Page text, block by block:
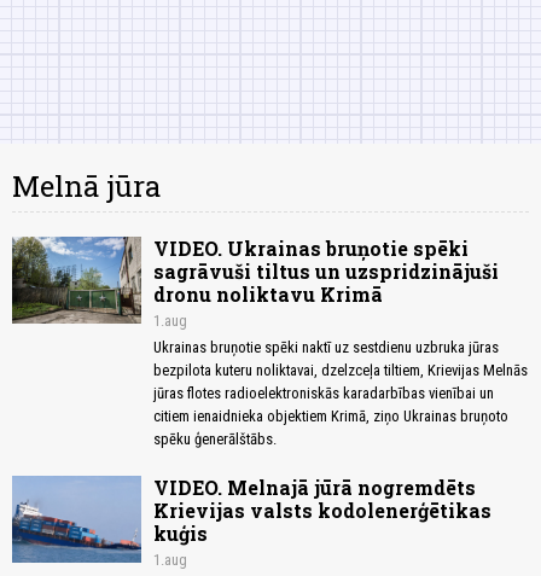
Melnā jūra
VIDEO. Ukrainas bruņotie spēki
sagrāvuši tiltus un uzspridzinājuši
dronu noliktavu Krimā
1.aug
Ukrainas bruņotie spēki naktī uz sestdienu uzbruka jūras
bezpilota kuteru noliktavai, dzelzceļa tiltiem, Krievijas Melnās
jūras flotes radioelektroniskās karadarbības vienībai un
citiem ienaidnieka objektiem Krimā, ziņo Ukrainas bruņoto
spēku ģenerālštābs.
VIDEO. Melnajā jūrā nogremdēts
Krievijas valsts kodolenerģētikas
kuģis
1.aug